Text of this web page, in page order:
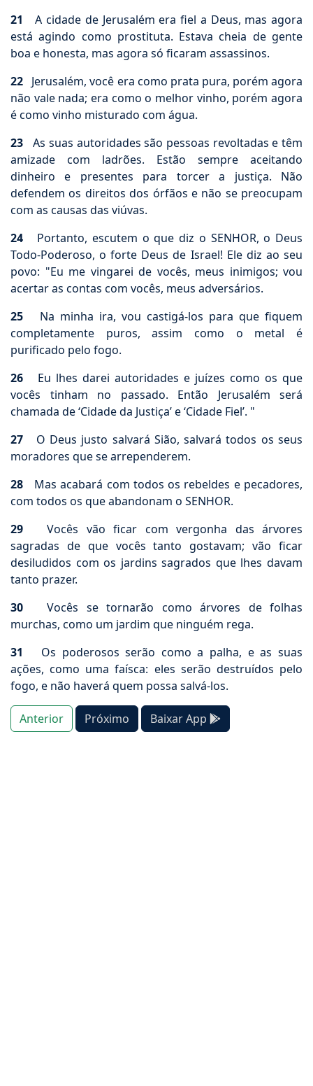
21 A cidade de Jerusalém era fiel a Deus, mas agora
está agindo como prostituta. Estava cheia de gente
boa e honesta, mas agora só ficaram assassinos.
22 Jerusalém, você era como prata pura, porém agora
não vale nada; era como o melhor vinho, porém agora
é como vinho misturado com água.
23 As suas autoridades são pessoas revoltadas e têm
amizade com ladrões. Estão sempre aceitando
dinheiro e presentes para torcer a justiça. Não
defendem os direitos dos órfãos e não se preocupam
com as causas das viúvas.
24 Portanto, escutem o que diz o SENHOR, o Deus
Todo-Poderoso, o forte Deus de Israel! Ele diz ao seu
povo: "Eu me vingarei de vocês, meus inimigos; vou
acertar as contas com vocês, meus adversários.
25 Na minha ira, vou castigá-los para que fiquem
completamente puros, assim como o metal é
purificado pelo fogo.
26 Eu lhes darei autoridades e juízes como os que
vocês tinham no passado. Então Jerusalém será
chamada de ‘Cidade da Justiça’ e ‘Cidade Fiel’. "
27 O Deus justo salvará Sião, salvará todos os seus
moradores que se arrependerem.
28 Mas acabará com todos os rebeldes e pecadores,
com todos os que abandonam o SENHOR.
29 Vocês vão ficar com vergonha das árvores
sagradas de que vocês tanto gostavam; vão ficar
desiludidos com os jardins sagrados que lhes davam
tanto prazer.
30 Vocês se tornarão como árvores de folhas
murchas, como um jardim que ninguém rega.
31 Os poderosos serão como a palha, e as suas
ações, como uma faísca: eles serão destruídos pelo
fogo, e não haverá quem possa salvá-los.
Anterior Próximo Baixar App